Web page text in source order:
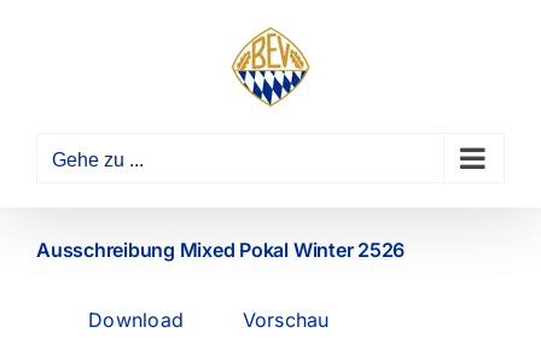
Gehe zu ...
Ausschreibung Mixed Pokal Winter 2526
Download Vorschau